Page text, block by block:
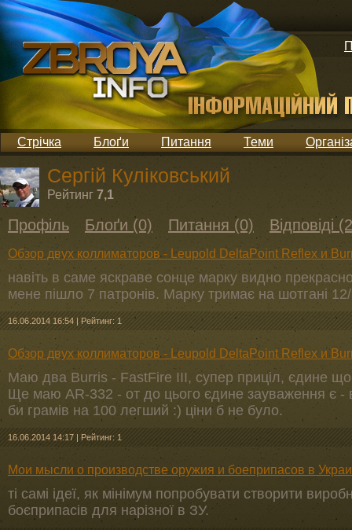
Стрічка Блоґи Питання Теми
Сергій Куліковський
Рейтинг 7,1
Профіль Блоґи (0) Питання (0) Відповіді
Обзор двух коллиматоров - Leupold DeltaPoint Reflex и
навіть в саме яскраве сонце марку видно
мене пішло 7 патронів. Марку тримає на шотгані
16.06.2014 16:54 | Рейтинг: 1
Обзор двух коллиматоров - Leupold DeltaPoint Reflex и
Маю два Burris - FastFire III, супер приціл, єдине
Ще маю AR-332 - от до цього єдине зауваження є -
би грамів на 100 легший :) ціни б не було.
16.06.2014 14:17 | Рейтинг: 1
Мои мысли о производстве оружия и боеприпасов в
ті самі ідеї, як мінімум попробувати створити
боєприпасів для нарізної в ЗУ.